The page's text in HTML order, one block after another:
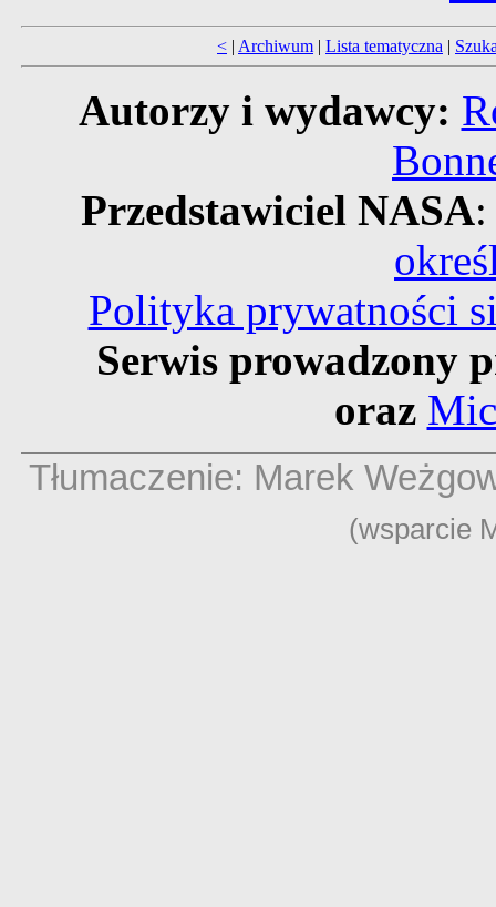
< | Archiwum | Lista tematyczna |
Autorzy i wydawcy:
Przedstawiciel NASA
Polityka prywatności
Serwis prowadzony
oraz
Tłumaczenie: Marek
(wsparcie